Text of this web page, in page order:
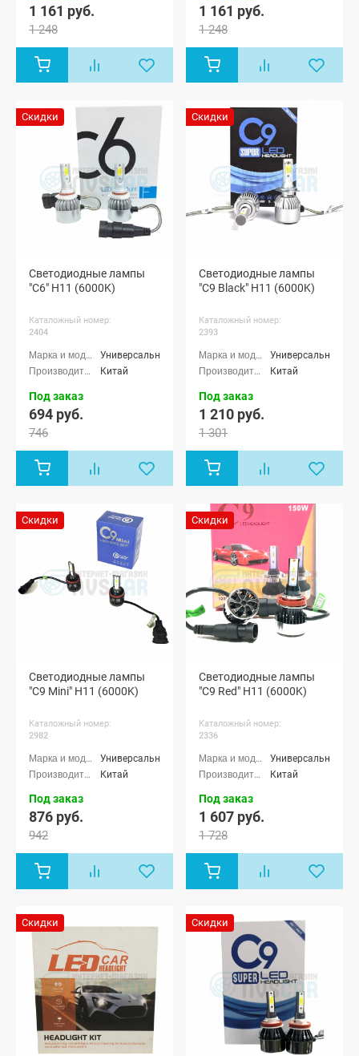
1 161 руб.
1 248
1 161 руб.
1 248
Скидки
Светодиодные лампы
"C6" H11 (6000K)
Каталожный номер:
2404
Универсальные
Китай
Под заказ
694 руб.
746
Скидки
Светодиодные лампы
"C9 Black" H11 (6000K)
Каталожный номер:
2393
Универсальные
Китай
Под заказ
1 210 руб.
1 301
Скидки
Светодиодные лампы
"C9 Mini" H11 (6000K)
Каталожный номер:
2982
Универсальные
Китай
Под заказ
876 руб.
942
Скидки
Светодиодные лампы
"C9 Red" H11 (6000K)
Каталожный номер:
2336
Универсальные
Китай
Под заказ
1 607 руб.
1 728
Скидки Скидки